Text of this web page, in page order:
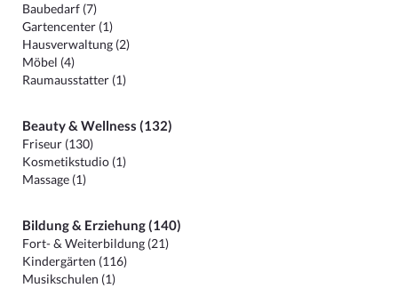
Baubedarf (7)
Gartencenter (1)
Hausverwaltung (2)
Möbel (4)
Raumausstatter (1)
Beauty & Wellness (132)
Friseur (130)
Kosmetikstudio (1)
Massage (1)
Bildung & Erziehung (140)
Fort- & Weiterbildung (21)
Kindergärten (116)
Musikschulen (1)